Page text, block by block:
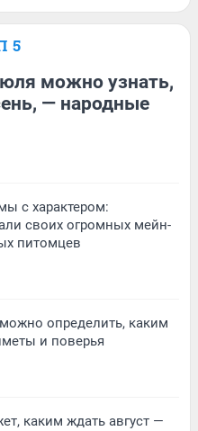
5
можно узнать,
— народные
с характером:
своих огромных мейн-
питомцев
определить, каким
и поверья
каким ждать август —